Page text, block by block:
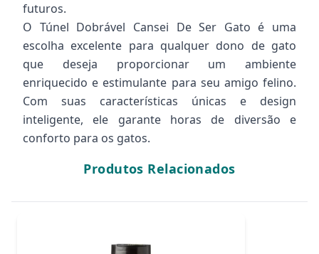
futuros.
O Túnel Dobrável Cansei De Ser Gato é uma
escolha excelente para qualquer dono de gato
que deseja proporcionar um ambiente
enriquecido e estimulante para seu amigo felino.
Com suas características únicas e design
inteligente, ele garante horas de diversão e
conforto para os gatos.
Produtos Relacionados